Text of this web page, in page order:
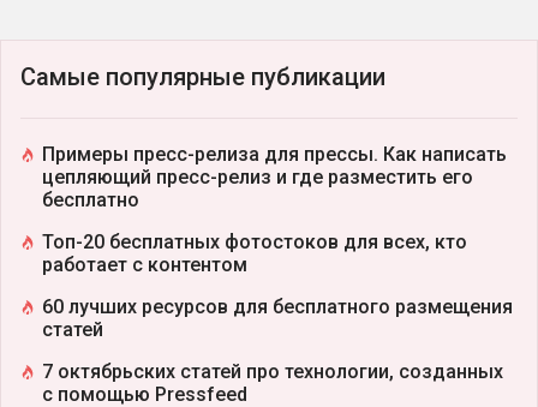
Самые популярные публикации
Примеры пресс-релиза для прессы. Как написать
цепляющий пресс-релиз и где разместить его
бесплатно
Топ-20 бесплатных фотостоков для всех, кто
работает с контентом
60 лучших ресурсов для бесплатного размещения
статей
7 октябрьских статей про технологии, созданных
с помощью Pressfeed